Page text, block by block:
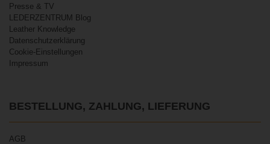
Presse & TV
LEDERZENTRUM Blog
Leather Knowledge
Datenschutzerklärung
Cookie-Einstellungen
Impressum
BESTELLUNG, ZAHLUNG, LIEFERUNG
AGB